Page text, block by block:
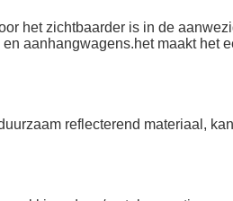
het zichtbaarder is in de
aanhangwagens.het maakt het
reflecterend materiaal,